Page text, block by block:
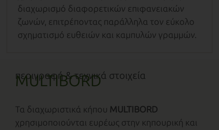
διαχωρισμό διαφορετικών επιφανειακών
ζωνών, επιτρέποντας παράλληλα τον εύκολο
σχηματισμό ευθειών και καμπυλών γραμμών.
περιγραφή & τεχνικά στοιχεία
MULTIBORD
Τα διαχωριστικά κήπου MULTIBORD
χρησιμοποιούνται ευρέως στην κηπουρική και